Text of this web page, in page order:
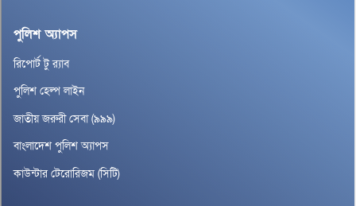
পুলিশ অ্যাপস
রিপোর্ট টু র‌্যাব
পুলিশ হেল্প লাইন
জাতীয় জরুরী সেবা (৯৯৯)
বাংলাদেশ পুলিশ অ্যাপস
কাউন্টার টেরোরিজম (সিটি)